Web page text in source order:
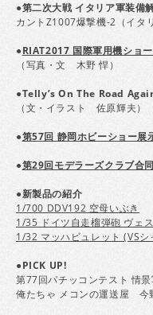
●第二次大戦 イタリア軍装備
カントZ1007爆撃機-2（イタ
●RIAT2017 国際軍用機ショ
（写真・文 木野 悍）
●Telly’s On The Road
（文・イラスト 佐原輝夫）
●第57回 静岡ホビーショー展
●第29回モデラーズクラブ合
●新製品の紹介
1/700 DDV192 空母いぶき
1/35 ドイツ自走榴弾砲 ヴェ
1/32 マッハビュレット (VSシ
●PICK UP!
第77回パチッコンテスト 情
俺たちゃ メコンの運送屋 今